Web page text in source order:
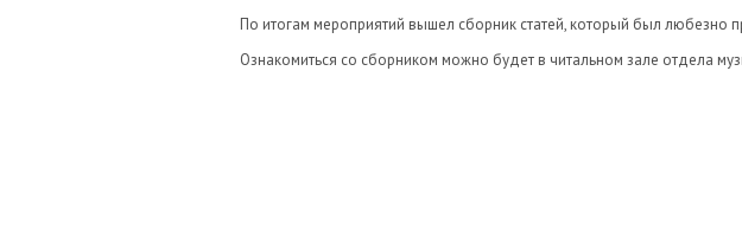
По итогам мероприятий вышел сборник статей, который был
Ознакомиться со сборником можно будет в читальном зале отдела